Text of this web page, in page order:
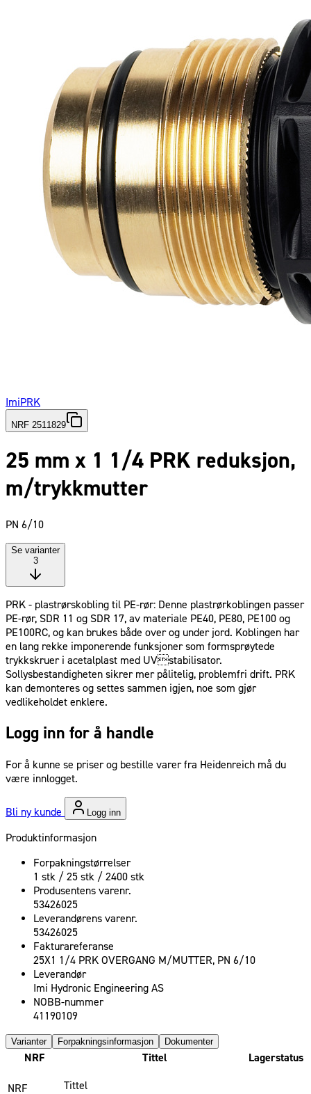
ImiPRK
NRF 2511829
25 mm x 1 1/4 PRK reduksjon,
m/trykkmutter
PN 6/10
Se varianter
3
PRK - plastrørskobling til PE-rør: Denne plastrørkoblingen passer
PE-rør, SDR 11 og SDR 17, av materiale PE40, PE80, PE100 og
PE100RC, og kan brukes både over og under jord. Koblingen har
en lang rekke imponerende funksjoner som formsprøytede
trykkskruer i acetalplast med UVstabilisator.
Sollysbestandigheten sikrer mer pålitelig, problemfri drift. PRK
kan demonteres og settes sammen igjen, noe som gjør
vedlikeholdet enklere.
Logg inn for å handle
For å kunne se priser og bestille varer fra Heidenreich må du
være innlogget.
Bli ny kunde Logg inn
Produktinformasjon
Forpakningstørrelser
1 stk / 25 stk / 2400 stk
Produsentens varenr.
53426025
Leverandørens varenr.
53426025
Fakturareferanse
25X1 1/4 PRK OVERGANG M/MUTTER, PN 6/10
Leverandør
Imi Hydronic Engineering AS
NOBB-nummer
41190109
Varianter Forpakningsinformasjon Dokumenter
NRF Tittel Lagerstatus
NRF Tittel